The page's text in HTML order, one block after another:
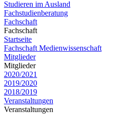
Studieren im Ausland
Fachstudienberatung
Fachschaft
Fachschaft
Startseite
Fachschaft Medienwissenschaft
Mitglieder
Mitglieder
2020/2021
2019/2020
2018/2019
Veranstaltungen
Veranstaltungen